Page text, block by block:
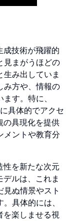
成技術が飛躍的
見まがうほどの
生み出していま
み方や、情報の
す。特に、
具体的でアクセ
の具現化を提供
メントや教育分
性を新たな次元
ルは、これま
ぬ情景やスト
具体的には、
を楽しませる視